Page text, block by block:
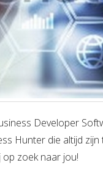
Developer
Hunter die altijd
zoek naar jou!